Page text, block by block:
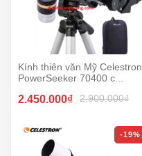
Kính thiên văn Mỹ Celestron
PowerSeeker 70400 c...
2.450.000₫ 2.900.000₫
-19%